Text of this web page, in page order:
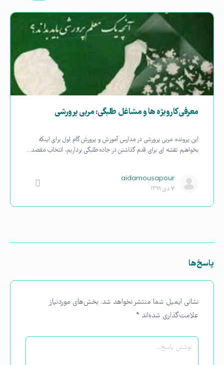
معرفی کارویژه ها و مشاغل طلبگی: مربی پرورشی
این پرونده: مربی پرورشی در مدارس آموزش و پرورش گام اول برای اینکه
بخواهیم نقشه ای برای قدم گذاشتن در جاده طلبگی برداریم، انتخاب مقصد…
aidamousapour
۷ دی ۱۳۹۹
پاسخ‌ها
نشانی ایمیل شما منتشر نخواهد شد. بخش‌های موردنیاز
علامت‌گذاری شده‌اند *